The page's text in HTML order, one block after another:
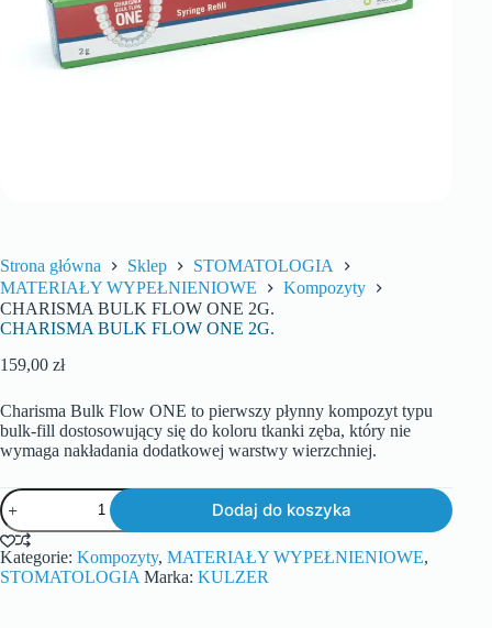
Strona główna Sklep
STOMATOLOGIA
MATERIAŁY WYPEŁNIENIOWE
Kompozyty
CHARISMA BULK FLOW ONE 2G.
CHARISMA BULK FLOW ONE 2G.
159,00 zł
Charisma Bulk Flow ONE to pierwszy płynny kompozyt typu
bulk-fill dostosowujący się do koloru tkanki zęba, który nie
wymaga nakładania dodatkowej warstwy wierzchniej.
Dodaj do koszyka
Kategorie: Kompozyty, MATERIAŁY WYPEŁNIENIOWE,
STOMATOLOGIA Marka: KULZER